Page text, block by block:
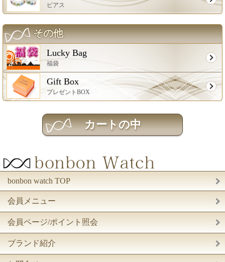
ピアス
その他
Lucky Bag
福袋
Gift Box
プレゼントBOX
bonbon watch TOP
会員メニュー
会員ページ/ポイント照会
ブランド紹介